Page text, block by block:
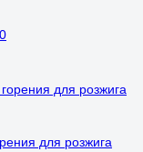
для розжига